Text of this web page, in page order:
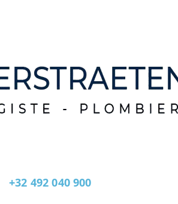
+32 492 040 900